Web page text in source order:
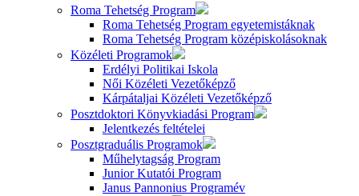
Roma Tehetség Program
Roma Tehetség Program egyetemistáknak
Roma Tehetség Program középiskolásoknak
Közéleti Programok
Erdélyi Politikai Iskola
Női Közéleti Vezetőképző
Kárpátaljai Közéleti Vezetőképző
Posztdoktori Könyvkiadási Program
Jelentkezés feltételei
Posztgraduális Programok
Műhelytagság Program
Junior Kutatói Program
Janus Pannonius Programév